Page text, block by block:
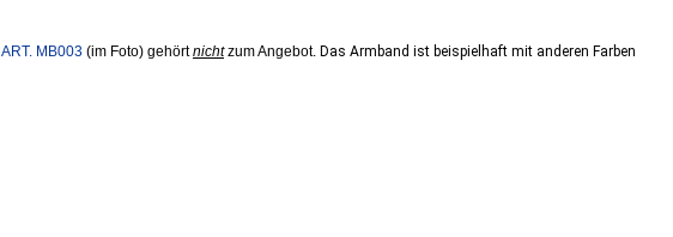
ART. MB003 (im Foto) gehörtnichtzum Angebot. Das Armband ist beispielhaft mit anderen Farben